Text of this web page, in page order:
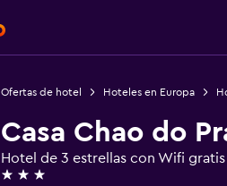
Ofertas de hotel Hoteles en Europa
Casa Chao do
Hotel de 3 estrellas con Wifi gratis
3 estrellas